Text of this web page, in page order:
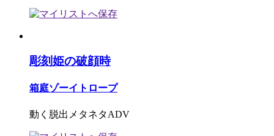
彫刻姫の破顔時
箱庭ゾーイトロープ
動く脱出メタネタADV